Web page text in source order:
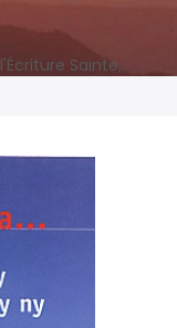
Sainte,